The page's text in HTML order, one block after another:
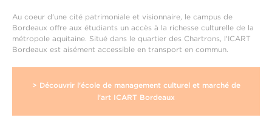
Au coeur d'une cité patrimoniale et visionnaire, le campus de
Bordeaux offre aux étudiants un accès à la richesse culturelle de la
métropole aquitaine. Situé dans le quartier des Chartrons, l'ICART
Bordeaux est aisément accessible en transport en commun.
> Découvrir l'école de management culturel et marché de
l'art ICART Bordeaux